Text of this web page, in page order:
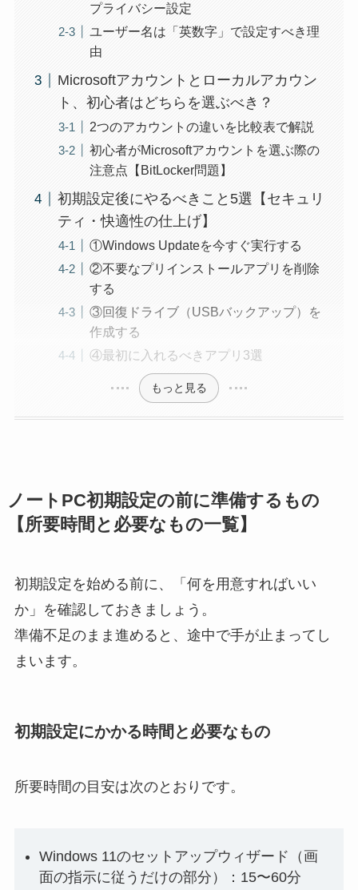
プライバシー設定
ユーザー名は「英数字」で設定すべき理
由
Microsoftアカウントとローカルアカウン
ト、初心者はどちらを選ぶべき？
2つのアカウントの違いを比較表で解説
初心者がMicrosoftアカウントを選ぶ際の
注意点【BitLocker問題】
初期設定後にやるべきこと5選【セキュリ
ティ・快適性の仕上げ】
①Windows Updateを今すぐ実行する
②不要なプリインストールアプリを削除
する
③回復ドライブ（USBバックアップ）を
作成する
④最初に入れるべきアプリ3選
もっと見る
ノートPC初期設定の前に準備するもの
【所要時間と必要なもの一覧】
初期設定を始める前に、「何を用意すればいい
か」を確認しておきましょう。
準備不足のまま進めると、途中で手が止まってし
まいます。
初期設定にかかる時間と必要なもの
所要時間の目安は次のとおりです。
Windows 11のセットアップウィザード（画
面の指示に従うだけの部分）：15〜60分